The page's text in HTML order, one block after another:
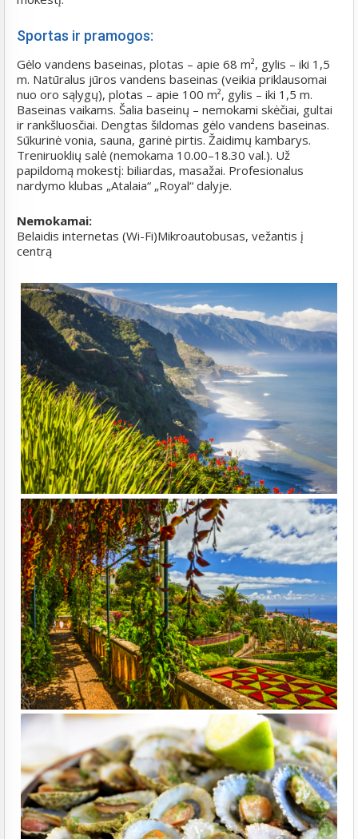
Sportas ir pramogos:
Gėlo vandens baseinas, plotas – apie 68 m², gylis – iki 1,5
m. Natūralus jūros vandens baseinas (veikia priklausomai
nuo oro sąlygų), plotas – apie 100 m², gylis – iki 1,5 m.
Baseinas vaikams. Šalia baseinų – nemokami skėčiai, gultai
ir rankšluosčiai. Dengtas šildomas gėlo vandens baseinas.
Sūkurinė vonia, sauna, garinė pirtis. Žaidimų kambarys.
Treniruoklių salė (nemokama 10.00–18.30 val.). Už
papildomą mokestį: biliardas, masažai. Profesionalus
nardymo klubas „Atalaia“ „Royal“ dalyje.
Nemokamai:
Belaidis internetas (Wi-Fi)Mikroautobusas, vežantis į
centrą